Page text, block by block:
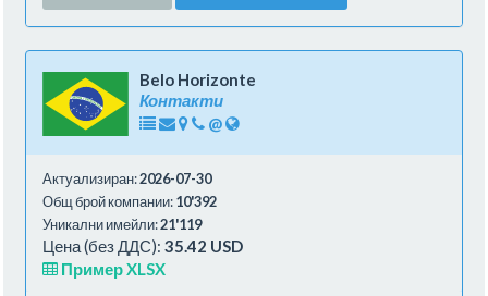
Belo Horizonte
Контакти
@
Актуализиран:2026-07-30
Общ брой компании:10'392
Уникални имейли:21'119
Цена (без ДДС): 35.42 USD
Пример XLSX